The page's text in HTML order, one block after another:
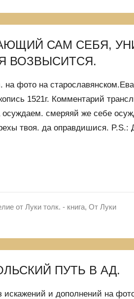
САМ СЕБЯ,
ВОЗВЫСИТСЯ.
фото на
1521г. Комментарий
осуждаем. смеряяй же себе
твоя. да оправдишися. P.S.:
от Луки толк. - книга, От Луки
ПУТЬ В АД.
искажений и дополнений на